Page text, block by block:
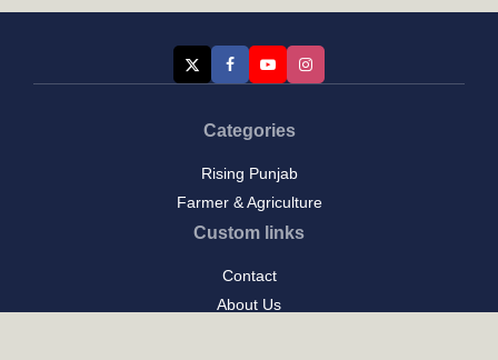
Categories
Rising Punjab
Farmer & Agriculture
Custom links
Contact
About Us